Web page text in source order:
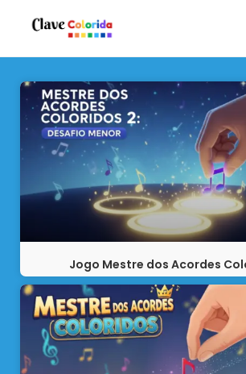
Jogo Mestre dos Acordes